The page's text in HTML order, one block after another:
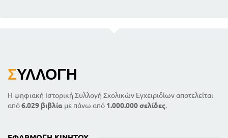
ΣΥΛΛΟΓΉ
Η ψηφιακή Ιστορική Συλλογή Σχολικών Εγχειριδίων αποτελείται
από6.029 βιβλία με πάνω από 1.000.000 σελίδες.